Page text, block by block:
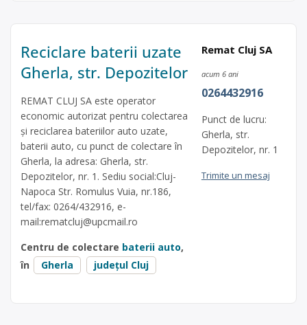
Reciclare baterii uzate
Gherla, str. Depozitelor
REMAT CLUJ SA este operator
economic autorizat pentru colectarea
și reciclarea bateriilor auto uzate,
baterii auto, cu punct de colectare în
Gherla, la adresa: Gherla, str.
Depozitelor, nr. 1. Sediu social:Cluj-
Napoca Str. Romulus Vuia, nr.186,
tel/fax: 0264/432916, e-
mail:rematcluj@upcmail.ro
Centru de colectare baterii auto,
în
Gherla județul Cluj
Remat Cluj SA
acum 6 ani
0264432916
Punct de lucru:
Gherla, str.
Depozitelor, nr. 1
Trimite un mesaj